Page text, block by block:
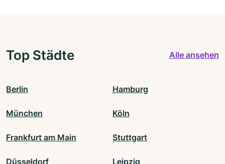
Top Städte Alle ansehen
Berlin Hamburg
München Köln
Frankfurt am Main Stuttgart
Düsseldorf Leipzig